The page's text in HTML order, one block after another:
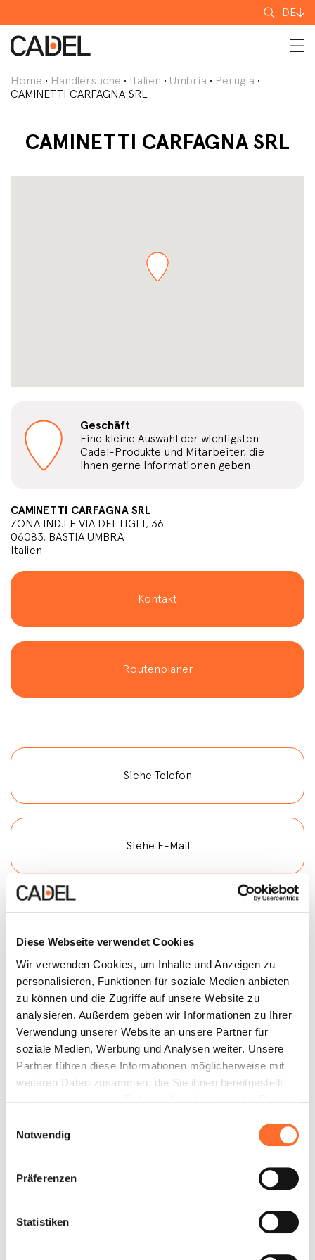
Diese Webseite verwendet Cookies
Wir verwenden Cookies, um Inhalte und Anzeigen zu
personalisieren, Funktionen für soziale Medien anbieten
zu können und die Zugriffe auf unsere Website zu
analysieren. Außerdem geben wir Informationen zu Ihrer
Verwendung unserer Website an unsere Partner für
soziale Medien, Werbung und Analysen weiter. Unsere
Partner führen diese Informationen möglicherweise mit
weiteren Daten zusammen, die Sie ihnen bereitgestellt
Notwendig
Präferenzen
Statistiken
Suchen
nach
DE
Home • Handlersuche • Italien • Umbria • Perugia •
CAMINETTI CARFAGNA SRL
CAMINETTI CARFAGNA SRL
Geschäft
Eine kleine Auswahl der wichtigsten
Cadel-Produkte und Mitarbeiter, die
Ihnen gerne Informationen geben.
CAMINETTI CARFAGNA SRL
ZONA IND.LE VIA DEI TIGLI, 36
06083, BASTIA UMBRA
Italien
Kontakt
Routenplaner
Siehe Telefon
Siehe E-Mail
Kontakt